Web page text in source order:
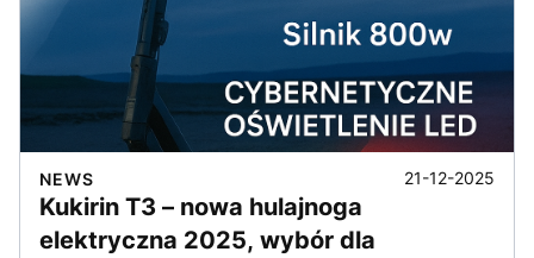
NEWS 21-12-2025
Kukirin T3 – nowa hulajnoga
elektryczna 2025, wybór dla